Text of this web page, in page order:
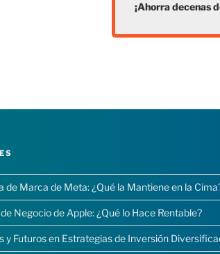
¡Ahorra decenas
de Marca de Meta: ¿Qué la Mantiene en la
Negocio de Apple: ¿Qué lo Hace Rentable?
y Futuros en Estrategias de Inversión